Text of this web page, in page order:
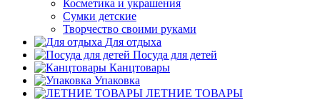
Косметика и украшения
Сумки детские
Творчество своими руками
Для отдыха
Посуда для детей
Канцтовары
Упаковка
ЛЕТНИЕ ТОВАРЫ